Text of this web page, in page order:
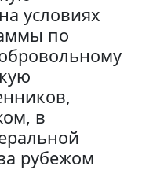
условиях
по
в
рубежом